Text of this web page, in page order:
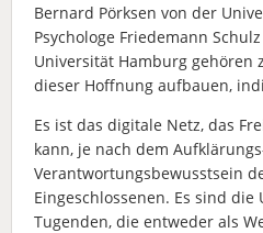
Bernard Pörksen von der
Psychologe Friedemann
Universität Hamburg gehören
dieser Hoffnung aufbauen,
Es ist das digitale Netz, das
kann, je nach dem
Verantwortungsbewusstsein
Eingeschlossenen. Es sind
Tugenden, die entweder als